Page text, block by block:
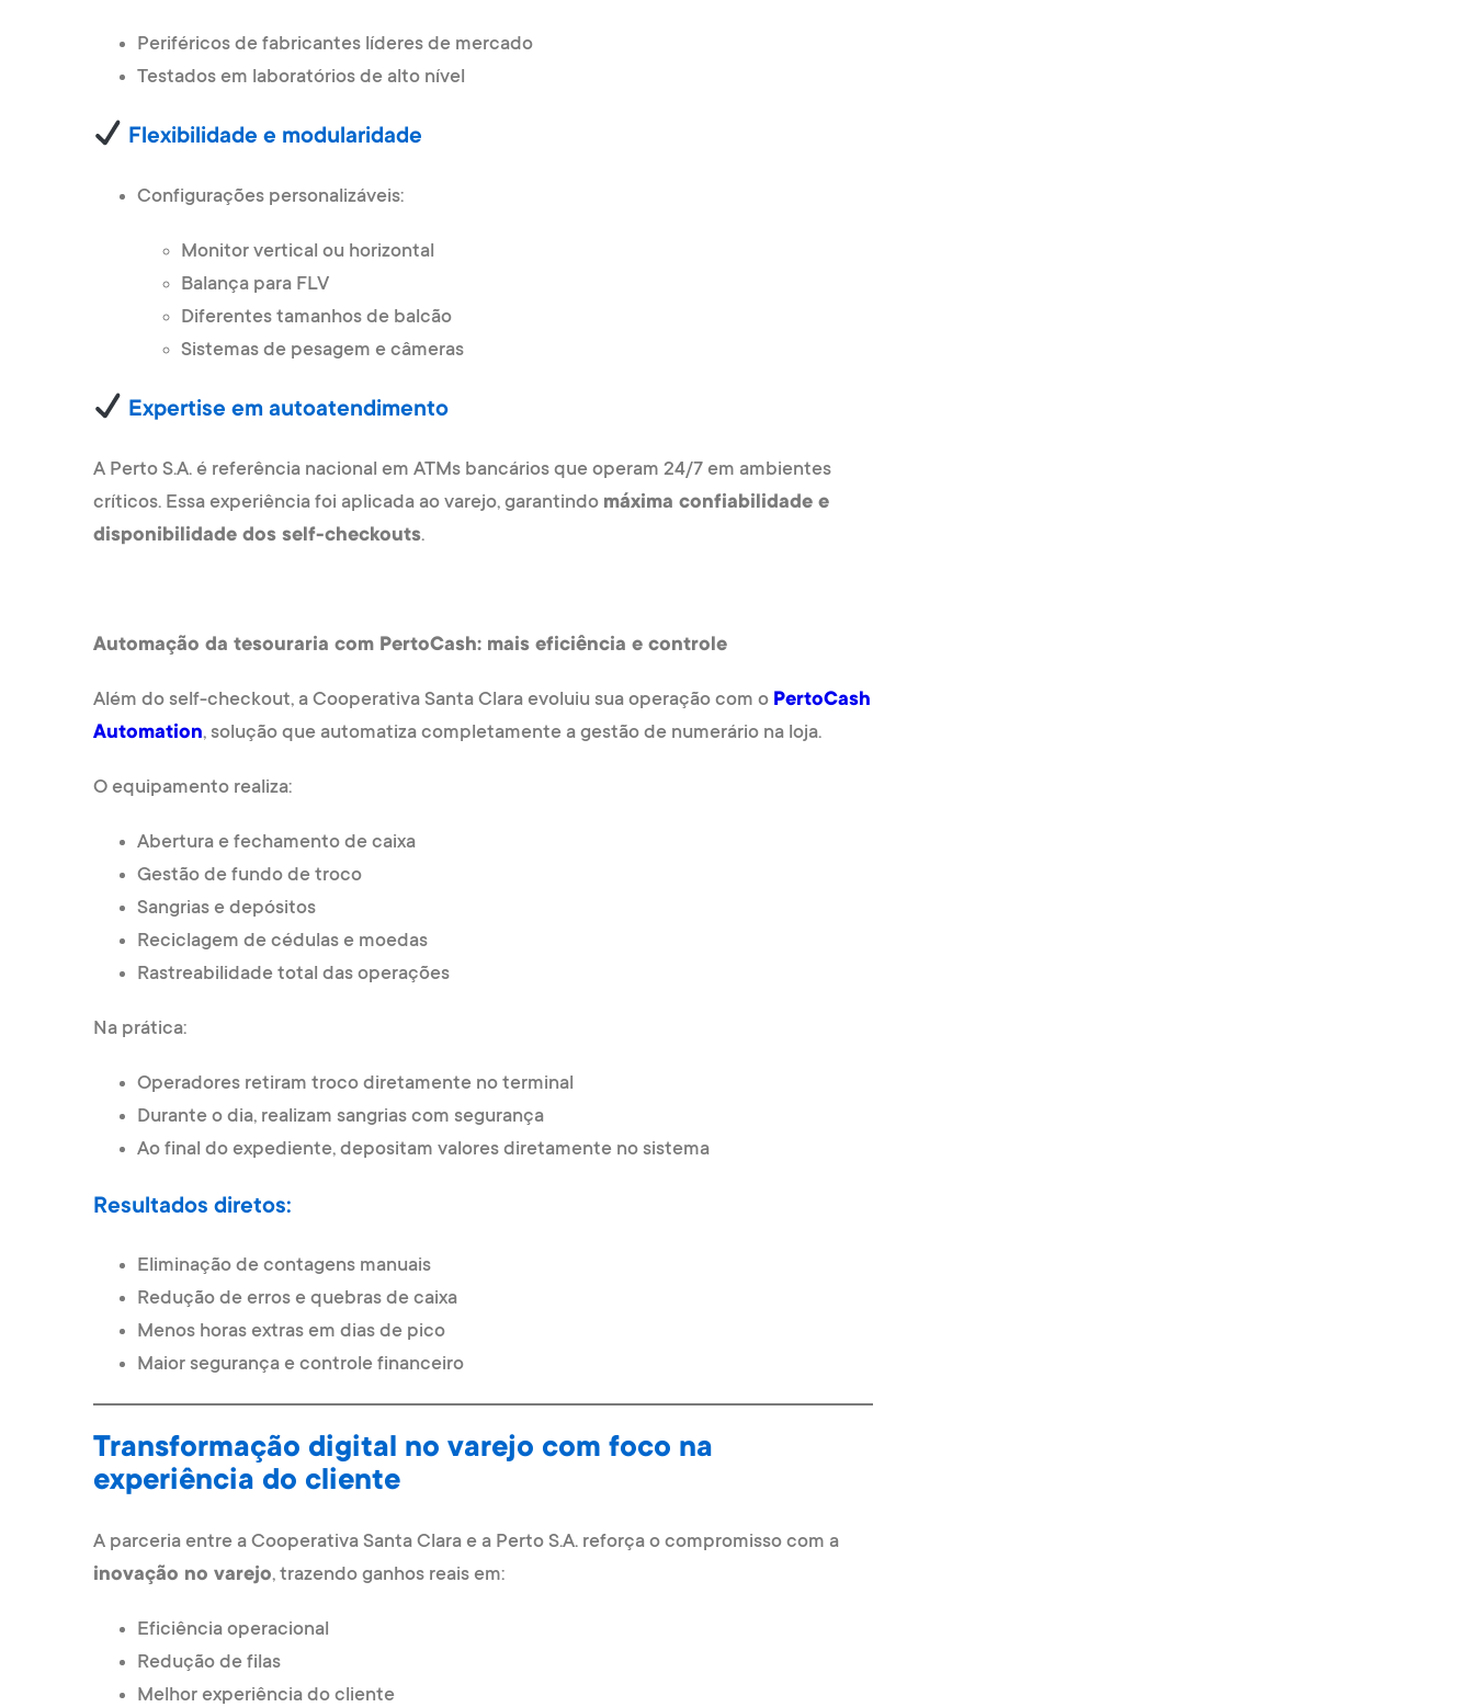
Periféricos de fabricantes líderes de mercado
Testados em laboratórios de alto nível
Flexibilidade e modularidade
Configurações personalizáveis:
Monitor vertical ou horizontal
Balança para FLV
Diferentes tamanhos de balcão
Sistemas de pesagem e câmeras
Expertise em autoatendimento
A Perto S.A. é referência nacional em ATMs bancários que operam 24/7 em ambientes
críticos. Essa experiência foi aplicada ao varejo, garantindo máxima confiabilidade e
disponibilidade dos self-checkouts.
Automação da tesouraria com PertoCash: mais eficiência e controle
Além do self-checkout, a Cooperativa Santa Clara evoluiu sua operação com o PertoCash
Automation, solução que automatiza completamente a gestão de numerário na loja.
O equipamento realiza:
Abertura e fechamento de caixa
Gestão de fundo de troco
Sangrias e depósitos
Reciclagem de cédulas e moedas
Rastreabilidade total das operações
Na prática:
Operadores retiram troco diretamente no terminal
Durante o dia, realizam sangrias com segurança
Ao final do expediente, depositam valores diretamente no sistema
Resultados diretos:
Eliminação de contagens manuais
Redução de erros e quebras de caixa
Menos horas extras em dias de pico
Maior segurança e controle financeiro
Transformação digital no varejo com foco na
experiência do cliente
A parceria entre a Cooperativa Santa Clara e a Perto S.A. reforça o compromisso com a
inovação no varejo, trazendo ganhos reais em:
Eficiência operacional
Redução de filas
Melhor experiência do cliente